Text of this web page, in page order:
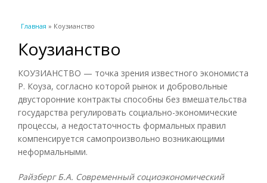
Вы здесь
Главная » Коузианство
Коузианство
КОУЗИАНСТВО — точка зрения известного экономиста
Р. Коуза, согласно которой рынок и добровольные
двусторонние контракты способны без вмешательства
государства регулировать социально-экономические
процессы, а недостаточность формальных правил
компенсируется самопроизвольно возникающими
неформальными.
Райзберг Б.А. Современный социоэкономический